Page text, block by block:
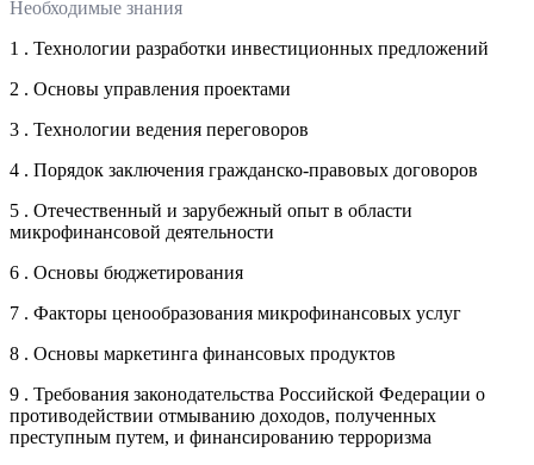
Необходимые знания
1 . Технологии разработки инвестиционных предложений
2 . Основы управления проектами
3 . Технологии ведения переговоров
4 . Порядок заключения гражданско-правовых договоров
5 . Отечественный и зарубежный опыт в области
микрофинансовой деятельности
6 . Основы бюджетирования
7 . Факторы ценообразования микрофинансовых услуг
8 . Основы маркетинга финансовых продуктов
9 . Требования законодательства Российской Федерации о
противодействии отмыванию доходов, полученных
преступным путем, и финансированию терроризма